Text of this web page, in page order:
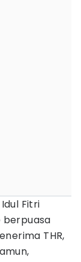
Fitri
berpuasa
THR,